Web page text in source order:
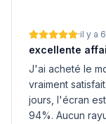
·il y a
excellente
J'ai acheté le
vraiment
jours, l'écran
94%. Aucun